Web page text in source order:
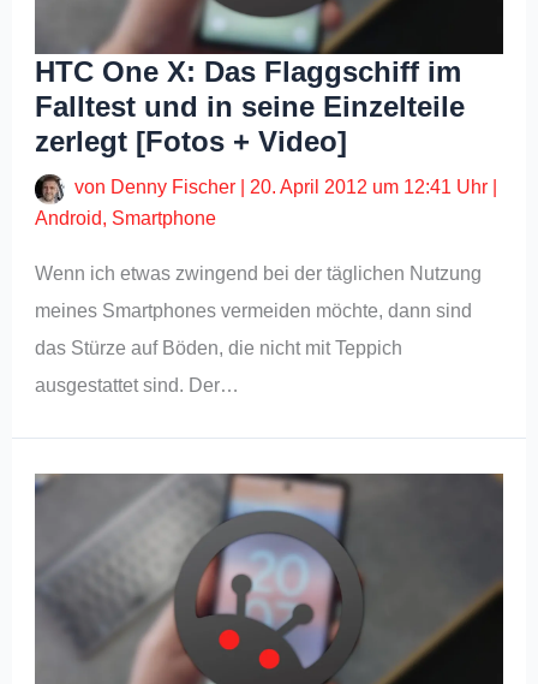
HTC One X: Das Flaggschiff im
Falltest und in seine Einzelteile
zerlegt [Fotos + Video]
von Denny Fischer |20. April 2012 um 12:41 Uhr
Android, Smartphone
Wenn ich etwas zwingend bei der täglichen Nutzung
meines Smartphones vermeiden möchte, dann sind
das Stürze auf Böden, die nicht mit Teppich
ausgestattet sind. Der…